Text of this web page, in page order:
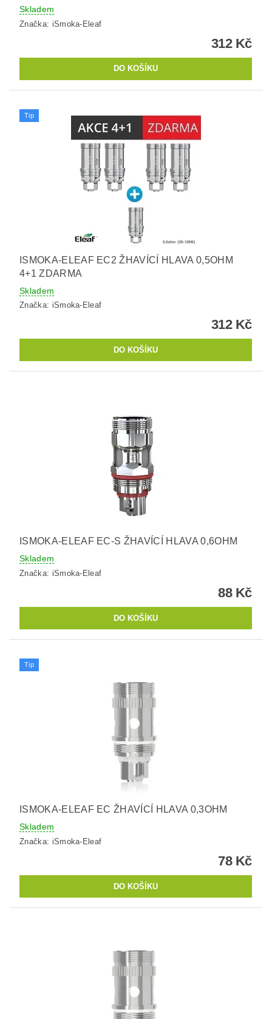
Skladem
Značka: iSmoka-Eleaf
312 Kč
Tip
ISMOKA-ELEAF EC2 ŽHAVÍCÍ HLAVA 0,5OHM
4+1 ZDARMA
Skladem
Značka: iSmoka-Eleaf
312 Kč
ISMOKA-ELEAF EC-S ŽHAVÍCÍ HLAVA 0,6OHM
Skladem
Značka: iSmoka-Eleaf
88 Kč
Tip
ISMOKA-ELEAF EC ŽHAVÍCÍ HLAVA 0,3OHM
Skladem
Značka: iSmoka-Eleaf
78 Kč